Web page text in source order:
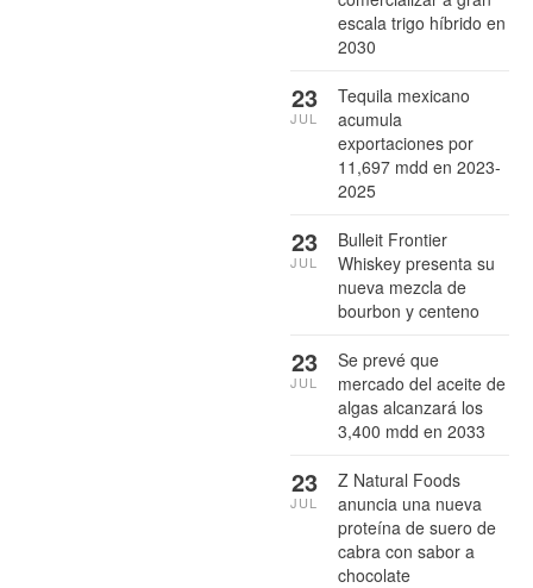
escala trigo híbrido en
2030
Tequila mexicano
acumula
exportaciones por
11,697 mdd en 2023-
2025
23
JUL
Bulleit Frontier
Whiskey presenta su
nueva mezcla de
bourbon y centeno
23
JUL
Se prevé que
mercado del aceite de
algas alcanzará los
3,400 mdd en 2033
23
JUL
Z Natural Foods
anuncia una nueva
proteína de suero de
cabra con sabor a
chocolate
23
JUL